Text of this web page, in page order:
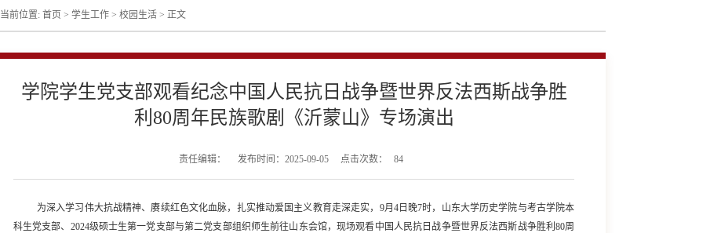
当前位置: 首页> 学生工作> 校园生活> 正文
学院学生党支部观看纪念中国人民抗日战争暨世界反法西斯战争胜
利80周年民族歌剧《沂蒙山》专场演出
责任编辑： 发布时间：2025-09-05 点击次数： 84
为深入学习伟大抗战精神、赓续红色文化血脉，扎实推动爱国主义教育走深走实， 9月4日晚7时，山东大学历史学院与考古学院本
科生党支部、2024级硕士生第一党支部与第二党支部组织师生前往山东会馆，现场观看中国人民抗日战争暨世界反法西斯战争胜利80周